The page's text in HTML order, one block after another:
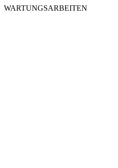
WARTUNGSARBEITEN